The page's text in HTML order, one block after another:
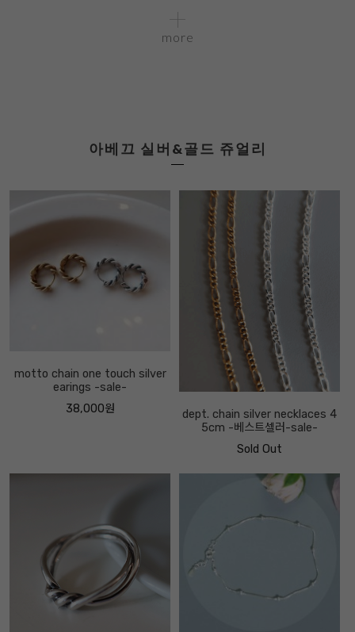
more
아베끄 실버&골드 쥬얼리
motto chain one touch silver
earings -sale-
38,000원
dept. chain silver necklaces 4
5cm -베스트셀러-sale-
Sold Out